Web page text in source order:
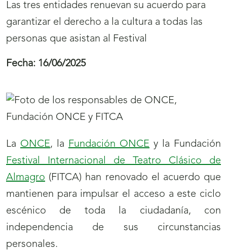
Las tres entidades renuevan su acuerdo para
garantizar el derecho a la cultura a todas las
personas que asistan al Festival
Fecha: 16/06/2025
La ONCE, la Fundación ONCE y la Fundación
Festival Internacional de Teatro Clásico de
Almagro (FITCA) han renovado el acuerdo que
mantienen para impulsar el acceso a este ciclo
escénico de toda la ciudadanía, con
independencia de sus circunstancias
personales.